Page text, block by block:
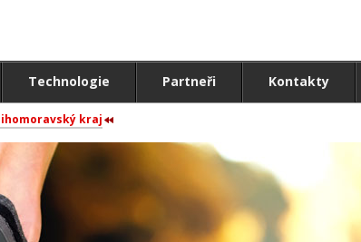
Technologie Partneři Kontakty
kraj